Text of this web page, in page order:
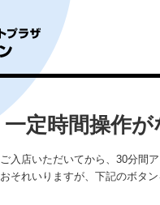
一定時間操作
ご入店いただいてから、30分間
おそれいりますが、下記のボタ